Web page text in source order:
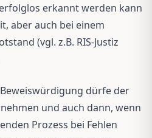
erkannt werden kann
aber auch bei einem
(vgl. z.B. RIS-Justiz
dürfe der
und auch dann, wenn
Prozess bei Fehlen